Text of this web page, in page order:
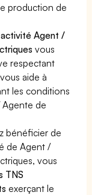
production de
Agent /
vous
respectant
aide à
les conditions
Agente de
bénéficier de
de Agent /
vous
TNS
exerçant le